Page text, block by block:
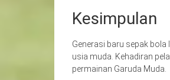
Kesimpulan
Generasi baru sepak bola
usia muda. Kehadiran
permainan Garuda Muda.